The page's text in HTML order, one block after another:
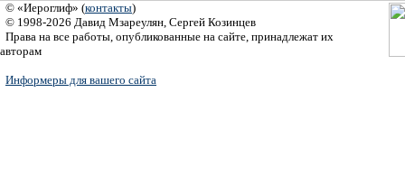
© «Иероглиф» (контакты)
© 1998-2026 Давид Мзареулян, Сергей Козинцев
Права на все работы, опубликованные на сайте, принадлежат их
авторам
Информеры для вашего сайта